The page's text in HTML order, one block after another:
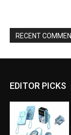
RECENT
EDITOR PICKS